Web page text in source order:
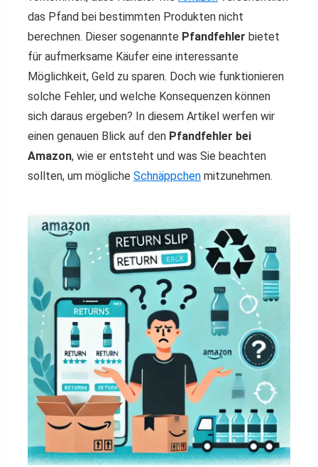
das Pfand bei bestimmten Produkten nicht
berechnen. Dieser sogenannte Pfandfehler bietet
für aufmerksame Käufer eine interessante
Möglichkeit, Geld zu sparen. Doch wie funktionieren
solche Fehler, und welche Konsequenzen können
sich daraus ergeben? In diesem Artikel werfen wir
einen genauen Blick auf den Pfandfehler bei
Amazon, wie er entsteht und was Sie beachten
sollten, um mögliche Schnäppchen mitzunehmen.